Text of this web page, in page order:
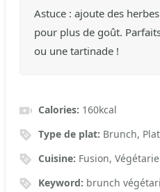
Astuce : ajoute des
pour plus de goût.
ou une tartinade !
Calories: 160kcal
Type de plat: Brunch,
Cuisine: Fusion,
Keyword: brunch